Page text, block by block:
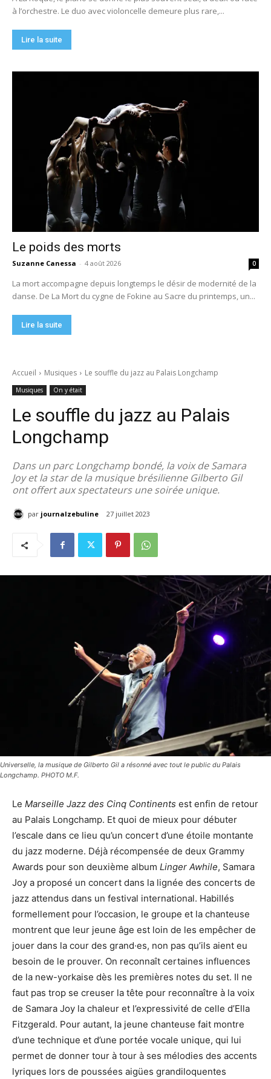
à l’orchestre. Le duo avec violoncelle demeure plus rare,...
Lire la suite
Le poids des morts
Suzanne Canessa - 4 août 2026 0
La mort accompagne depuis longtemps le désir de modernité de la
danse. De La Mort du cygne de Fokine au Sacre du printemps, un...
Lire la suite